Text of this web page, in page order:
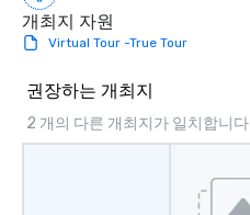
개최지 자원
Virtual Tour -True Tour
권장하는 개최지
2 개의 다른 개최지가 일치합니다